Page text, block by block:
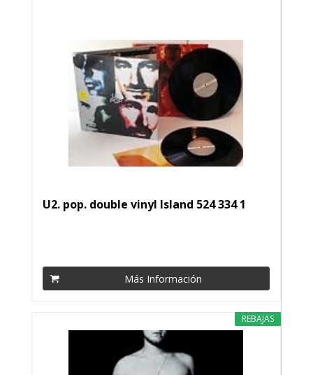
U2. pop. double vinyl Island 524 334 1
Más Información
REBAJAS